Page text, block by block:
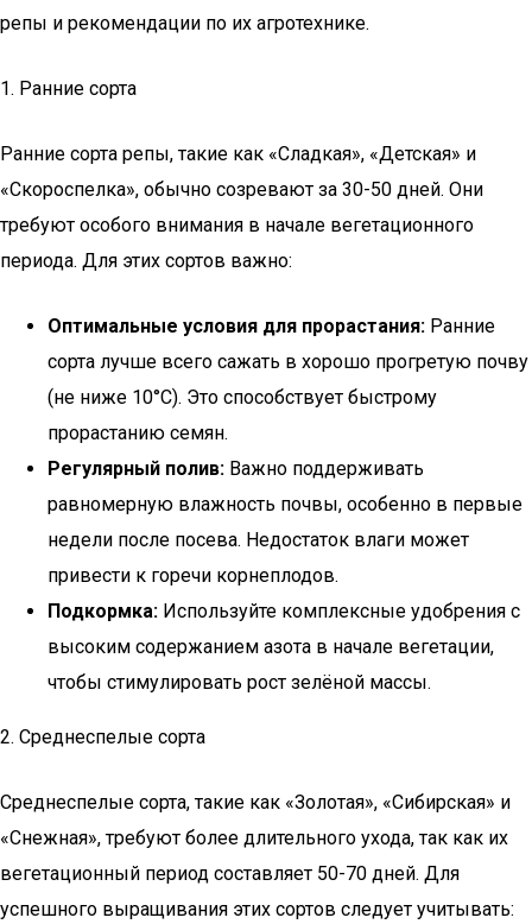
репы и рекомендации по их агротехнике.
1. Ранние сорта
Ранние сорта репы, такие как «Сладкая», «Детская» и
«Скороспелка», обычно созревают за 30-50 дней. Они
требуют особого внимания в начале вегетационного
периода. Для этих сортов важно:
Оптимальные условия для прорастания: Ранние
сорта лучше всего сажать в хорошо прогретую почву
(не ниже 10°C). Это способствует быстрому
прорастанию семян.
Регулярный полив: Важно поддерживать
равномерную влажность почвы, особенно в первые
недели после посева. Недостаток влаги может
привести к горечи корнеплодов.
Подкормка: Используйте комплексные удобрения с
высоким содержанием азота в начале вегетации,
чтобы стимулировать рост зелёной массы.
2. Среднеспелые сорта
Среднеспелые сорта, такие как «Золотая», «Сибирская» и
«Снежная», требуют более длительного ухода, так как их
вегетационный период составляет 50-70 дней. Для
успешного выращивания этих сортов следует учитывать: